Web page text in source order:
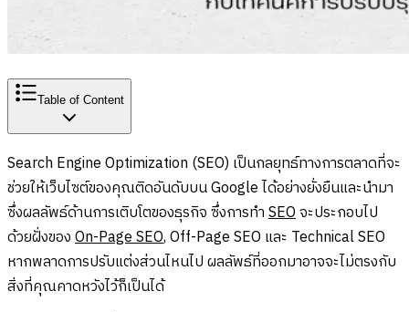
Table of Content
Search Engine Optimization (SEO) เป็นกลยุทธ์ทางการตลาดที่จะ
ช่วยให้เว็บไซต์ของคุณติดอันดับบน Google ได้อย่างยั่งยืนและนำมา
ซึ่งผลลัพธ์ด้านการเติบโตของธุรกิจ ซึ่งการทำSEOจะประกอบไป
ด้วยฝั่งของOn-Page SEO, Off-Page SEO และ Technical SEO
หากพลาดการปรับแต่งส่วนไหนไป ผลลัพธ์ที่ออกมาอาจจะไม่ตรงกับ
สิ่งที่คุณคาดหวังไว้ก็เป็นได้